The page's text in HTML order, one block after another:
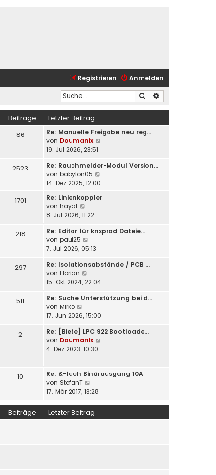
Anmelden
Registrieren
Suche
Beiträge Letzter Beitrag
86
Re: Manuelle Freigabe neu reg…
von Doumanix
e
r
i
g
19. Jul 2026, 23:51
2523
Re: Rauchmelder-Modul Version…
von babylon05
e
r
i
g
14. Dez 2025, 12:00
1701
Re: Linienkoppler
von hayat
e
e
s
t
r
B
e
r
g
8. Jul 2026, 11:22
218
Re: Editor für knxprod Dateie…
von paul25
e
e
t
r
e
i
t
r
7. Jul 2026, 05:13
297
Re: Isolationsabstände / PCB …
von Florian
e
e
t
r
B
e
t
r
a
15. Okt 2024, 22:04
511
Re: Suche Unterstützung bei d…
von Mirko
e
e
s
t
B
e
t
r
a
17. Jun 2026, 15:00
2
Re: [Biete] LPC 922 Bootloade…
von Doumanix
s
e
4. Dez 2023, 10:30
10
Re: &-fach Binärausgang 10A
von StefanT
e
s
17. Mär 2017, 13:28
Beiträge Letzter Beitrag